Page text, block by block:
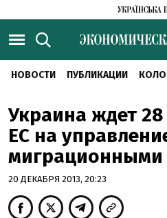
НОВОСТИ ПУБЛИКАЦИИ
Украина ждет
ЕС на
миграционными
20 ДЕКАБРЯ 2013, 20:23